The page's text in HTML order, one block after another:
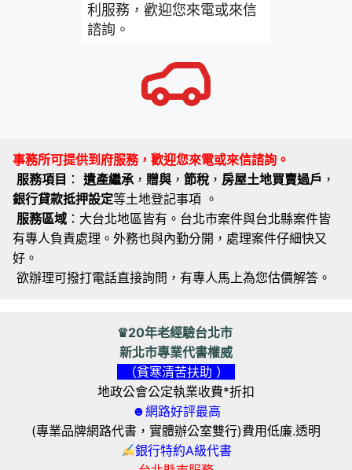
利服務，歡迎您來電或來信
諮詢。
事務所可提供到府服務，歡迎您來電或來信諮詢。
服務項目 ： 遺產繼承 ， 贈與 ， 節稅 ， 房屋土地買賣過戶 ，
銀行貸款抵押設定等土地登記事項 。
服務區域 ：大台北地區皆有。台北市案件與台北縣案件皆
有專人負責處理。外務也與內勤分開，處理案件仔細快又
好。
欲辦理可撥打電話直接詢問，有專人馬上為您估價解答。
♛20年老經驗台北市
新北市專業代書權威
（貧寒清苦扶助 ）
地政公會公定執業收費*折扣
☻網路好評最高
(專業品牌網路代書，實體辦公室雙行)費用低廉.透明
銀行特約A級代書